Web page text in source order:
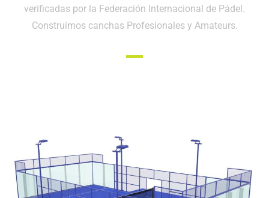
verificadas por la Federación Internacional de Pádel.
Construimos canchas Profesionales y Amateurs.